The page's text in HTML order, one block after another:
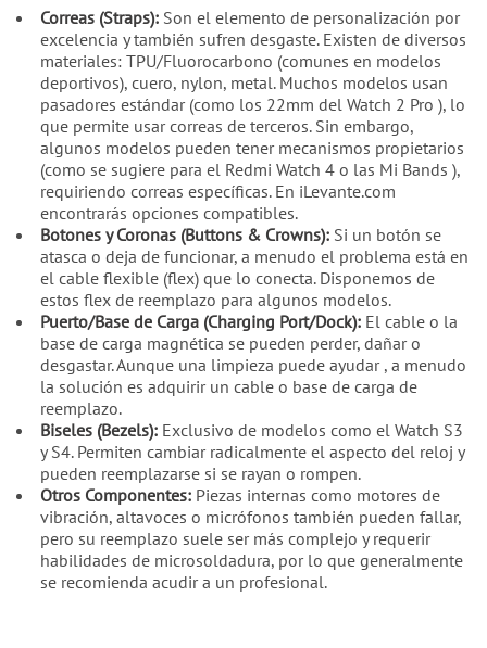
Correas (Straps):Son el elemento de personalización por
excelencia y también sufren desgaste. Existen de diversos
materiales: TPU/Fluorocarbono (comunes en modelos
deportivos), cuero, nylon, metal. Muchos modelos usan
pasadores estándar (como los 22mm del Watch 2 Pro ), lo
que permite usar correas de terceros. Sin embargo,
algunos modelos pueden tener mecanismos propietarios
(como se sugiere para el Redmi Watch 4 o las Mi Bands ),
requiriendo correas específicas. En iLevante.com
encontrarás opciones compatibles.
Botones y Coronas (Buttons & Crowns):Si un botón se
atasca o deja de funcionar, a menudo el problema está en
el cable flexible (flex) que lo conecta. Disponemos de
estos flex de reemplazo para algunos modelos.
Puerto/Base de Carga (Charging Port/Dock):El cable o la
base de carga magnética se pueden perder, dañar o
desgastar. Aunque una limpieza puede ayudar , a menudo
la solución es adquirir un cable o base de carga de
reemplazo.
Biseles (Bezels):Exclusivo de modelos como el Watch S3
y S4. Permiten cambiar radicalmente el aspecto del reloj y
pueden reemplazarse si se rayan o rompen.
Otros Componentes:Piezas internas como motores de
vibración, altavoces o micrófonos también pueden fallar,
pero su reemplazo suele ser más complejo y requerir
habilidades de microsoldadura, por lo que generalmente
se recomienda acudir a un profesional.